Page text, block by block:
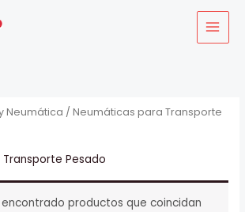
Neumática / Neumáticas para Transporte
Pesado
encontrado productos que coincidan